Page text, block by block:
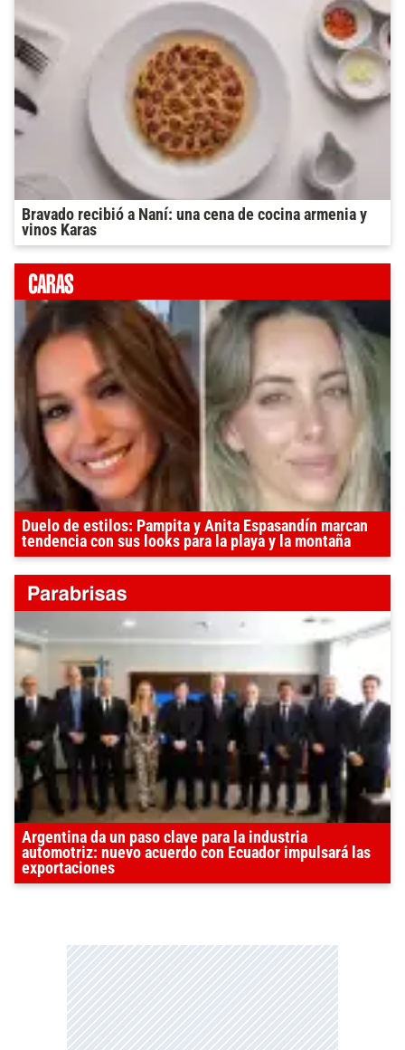
Bravado recibió a Naní: una cena de cocina armenia y
vinos Karas
Duelo de estilos: Pampita y Anita Espasandín marcan
tendencia con sus looks para la playa y la montaña
Argentina da un paso clave para la industria
automotriz: nuevo acuerdo con Ecuador impulsará las
exportaciones